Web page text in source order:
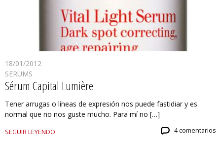
18/01/2012
SERUMS
Sérum Capital Lumière
Tener arrugas o líneas de expresión nos puede fastidiar y es
normal que no nos guste mucho. Para mí no […]
SEGUIR LEYENDO 4 comentarios